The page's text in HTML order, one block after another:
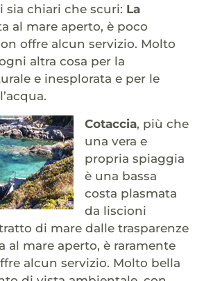
sia chiari che scuri: La
al mare aperto, è poco
offre alcun servizio. Molto
altra cosa per la
e inesplorata e per le
Cotaccia, più che
una vera e
propria spiaggia
è una bassa
costa plasmata
da liscioni
di mare dalle trasparenze
al mare aperto, è raramente
alcun servizio. Molto bella